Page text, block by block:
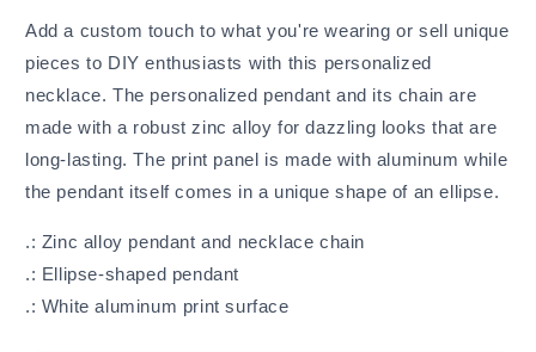
Add a custom touch to what you're wearing or sell unique
pieces to DIY enthusiasts with this personalized
necklace. The personalized pendant and its chain are
made with a robust zinc alloy for dazzling looks that are
long-lasting. The print panel is made with aluminum while
the pendant itself comes in a unique shape of an ellipse.
.: Zinc alloy pendant and necklace chain
.: Ellipse-shaped pendant
.: White aluminum print surface